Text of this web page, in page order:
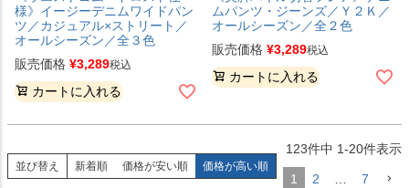
様》イージーデニムワイドパン
ツ／カジュアル×ストリート／
オールシーズン／全３色
販売価格 ¥3,289税込
カートに入れる
ムパンツ・ジーンズ／Ｙ２Ｋ／
オールシーズン／全２色
販売価格 ¥3,289税込
カートに入れる
並び替え 新着順 価格が安い順 価格が高い順
123件中 1-20件表示
1 2 7